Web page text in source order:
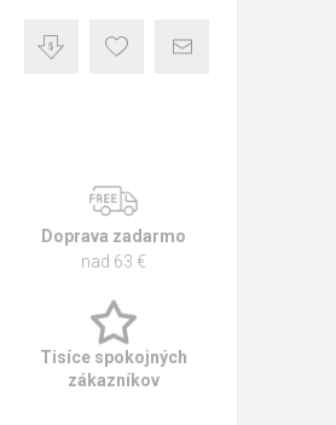
Doprava zadarmo
nad 63 €
Tisíce spokojných
zákazníkov